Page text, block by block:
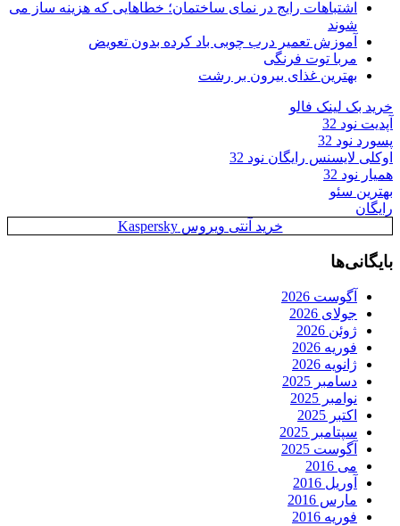
اشتباهات رایج در نمای ساختمان؛ خطاهایی که هزینه ساز می
شوند
آموزش تعمیر درب چوبی باد کرده بدون تعویض
مربا توت فرنگی
بهترین غذای بیرون بر رشت
خرید بک لینک فالو
آپدیت نود 32
پسورد نود 32
اوکلی لایسنس رایگان نود 32
همیار نود 32
بهترین سئو
رایگان
خرید آنتی ویروس Kaspersky
بایگانی‌ها
آگوست 2026
جولای 2026
ژوئن 2026
فوریه 2026
ژانویه 2026
دسامبر 2025
نوامبر 2025
اکتبر 2025
سپتامبر 2025
آگوست 2025
می 2016
آوریل 2016
مارس 2016
فوریه 2016